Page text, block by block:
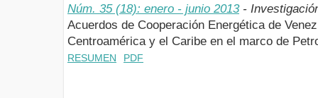
Núm. 35 (18): enero - junio 2013-
Acuerdos de Cooperación Energética de
Centroamérica y el Caribe en el marco de
RESUMEN PDF